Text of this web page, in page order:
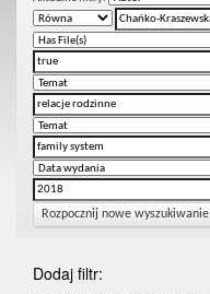
Rozpocznij nowe wyszukiwanie
Dodaj filtr: